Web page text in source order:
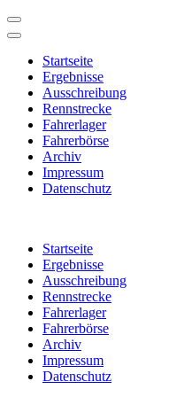
Startseite
Ergebnisse
Ausschreibung
Rennstrecke
Fahrerlager
Fahrerbörse
Archiv
Impressum
Datenschutz
springen
(Enter
drücken)
Startseite
Ergebnisse
Ausschreibung
Rennstrecke
Fahrerlager
Fahrerbörse
Archiv
Impressum
Datenschutz